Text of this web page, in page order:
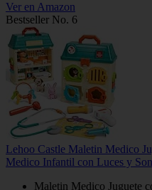
Ver en Amazon
Bestseller No. 6
Lehoo Castle Maletin Medico
Medico Infantil con Luces y
Maletin Medico Juguete